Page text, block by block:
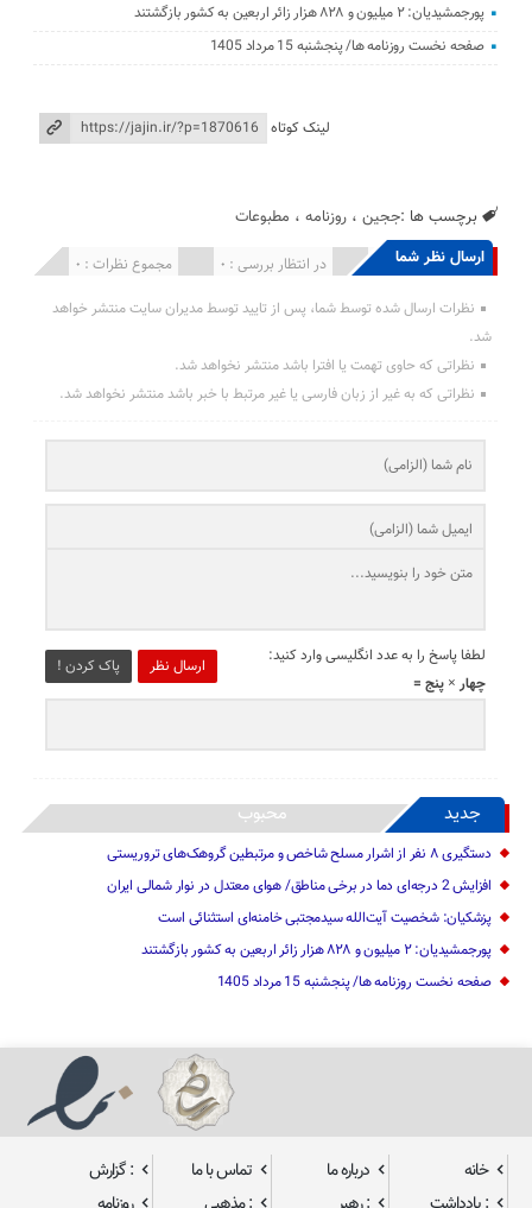
پورجمشیدیان: ۲ میلیون و ۸۲۸ هزار زائر اربعین به کشور بازگشتند
صفحه نخست روزنامه ها/ پنجشنبه 15 مرداد 1405
لینک کوتاه
برچسب ها :ججین ،روزنامه ، مطبوعات
ارسال نظر شما مجموع نظرات : 0 در انتظار بررسی : 0 انتشار یافته : 0
نظرات ارسال شده توسط شما، پس از تایید توسط مدیران سایت منتشر خواهد
شد.
نظراتی که حاوی تهمت یا افترا باشد منتشر نخواهد شد.
نظراتی که به غیر از زبان فارسی یا غیر مرتبط با خبر باشد منتشر نخواهد شد.
ارسال نظر پاک کردن !
لطفا پاسخ را به عدد انگلیسی وارد کنید:
چهار × پنج =
جدید محبوب
دستگیری ۸ نفر از اشرار مسلح شاخص و مرتبطین گروهک‌های تروریستی
افزایش 2 درجه‌ای دما در برخی مناطق/ هوای معتدل در نوار شمالی ایران
پزشکیان: شخصیت آیت‌الله سیدمجتبی خامنه‌ای استثنائی است
پورجمشیدیان: ۲ میلیون و ۸۲۸ هزار زائر اربعین به کشور بازگشتند
صفحه نخست روزنامه ها/ پنجشنبه 15 مرداد 1405
خانه درباره ما تماس با ما
: گزارش